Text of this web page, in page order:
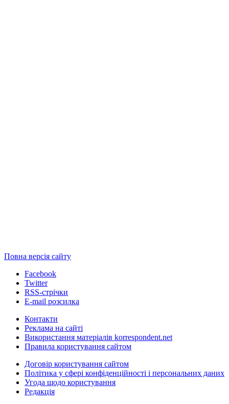
Повна версія сайту
Facebook
Twitter
RSS-стрічки
E-mail розсилка
Контакти
Реклама на сайті
Використання матеріалів korrespondent.net
Правила користування сайтом
Договір користування сайтом
Політика у сфері конфіденційності і персональних даних
Угода щодо користування
Редакція